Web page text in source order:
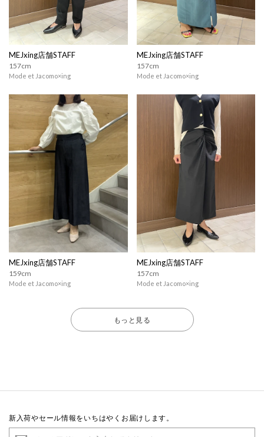
MEJxing店舗STAFF
157cm
Mode et Jacomo×ing
MEJxing店舗STAFF
157cm
Mode et Jacomo×ing
MEJxing店舗STAFF
159cm
Mode et Jacomo×ing
MEJxing店舗STAFF
157cm
Mode et Jacomo×ing
もっと見る
新入荷やセール情報をいちはやくお届けします。